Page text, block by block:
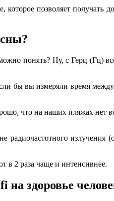
позволяет получать
понять? Ну, с Герц (Гц)
бы вы измеряли время
что на наших пляжах нет
радиочастотного
в 2 раза чаще и интенсивнее.
здоровье